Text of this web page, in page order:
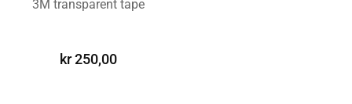
3M transparent tape
kr250,00